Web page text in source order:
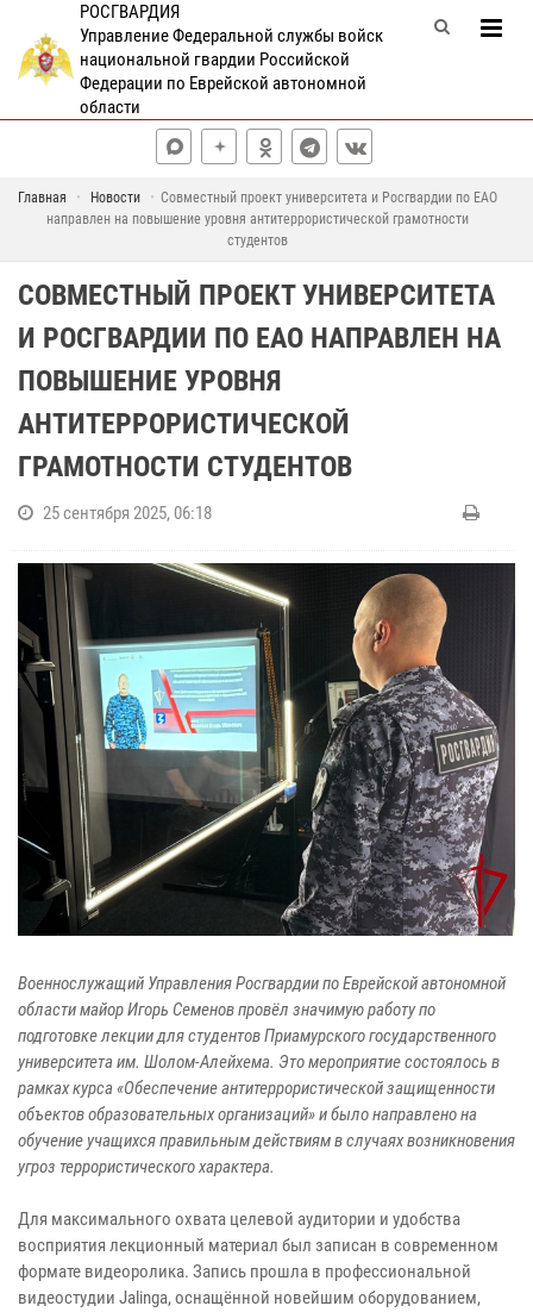
РОСГВАРДИЯ
Управление Федеральной службы войск
национальной гвардии Российской
Федерации по Еврейской автономной
области
Главная Новости
Совместный проект университета и Росгвардии по ЕАО
направлен на повышение уровня антитеррористической грамотности
студентов
СОВМЕСТНЫЙ ПРОЕКТ УНИВЕРСИТЕТА
И РОСГВАРДИИ ПО ЕАО НАПРАВЛЕН НА
ПОВЫШЕНИЕ УРОВНЯ
АНТИТЕРРОРИСТИЧЕСКОЙ
ГРАМОТНОСТИ СТУДЕНТОВ
25 сентября 2025, 06:18
Военнослужащий Управления Росгвардии по Еврейской автономной
области майор Игорь Семенов провёл значимую работу по
подготовке лекции для студентов Приамурского государственного
университета им. Шолом-Алейхема. Это мероприятие состоялось в
рамках курса «Обеспечение антитеррористической защищенности
объектов образовательных организаций» и было направлено на
обучение учащихся правильным действиям в случаях возникновения
угроз террористического характера.
Для максимального охвата целевой аудитории и удобства
восприятия лекционный материал был записан в современном
формате видеоролика. Запись прошла в профессиональной
видеостудии Jalinga, оснащённой новейшим оборудованием,